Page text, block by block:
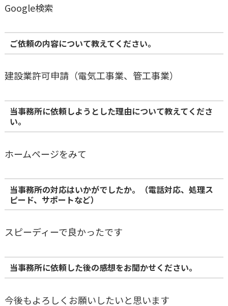
Google検索
ご依頼の内容について教えてください。
建設業許可申請（電気工事業、管工事業）
当事務所に依頼しようとした理由について教えてくださ
い。
ホームページをみて
当事務所の対応はいかがでしたか。（電話対応、処理ス
ピード、サポートなど）
スピーディーで良かったです
当事務所に依頼した後の感想をお聞かせください。
今後もよろしくお願いしたいと思います